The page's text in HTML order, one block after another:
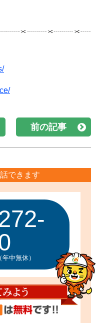
前の記事
できます
中無休）